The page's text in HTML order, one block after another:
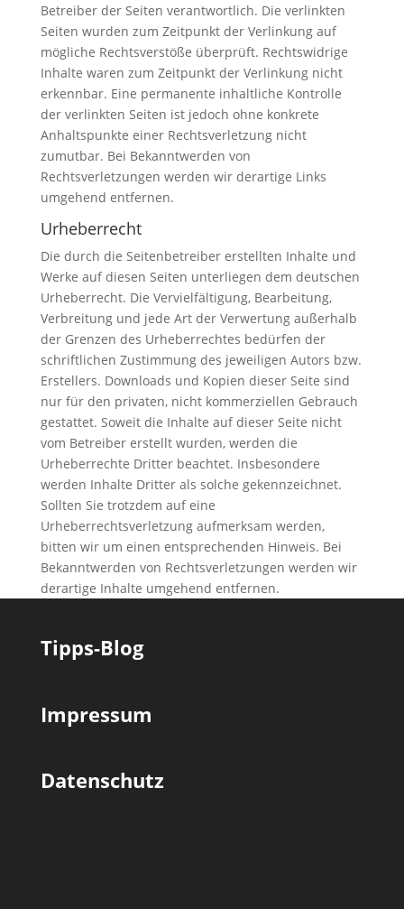
Betreiber der Seiten verantwortlich. Die verlinkten
Seiten wurden zum Zeitpunkt der Verlinkung auf
mögliche Rechtsverstöße überprüft. Rechtswidrige
Inhalte waren zum Zeitpunkt der Verlinkung nicht
erkennbar. Eine permanente inhaltliche Kontrolle
der verlinkten Seiten ist jedoch ohne konkrete
Anhaltspunkte einer Rechtsverletzung nicht
zumutbar. Bei Bekanntwerden von
Rechtsverletzungen werden wir derartige Links
umgehend entfernen.
Urheberrecht
Die durch die Seitenbetreiber erstellten Inhalte und
Werke auf diesen Seiten unterliegen dem deutschen
Urheberrecht. Die Vervielfältigung, Bearbeitung,
Verbreitung und jede Art der Verwertung außerhalb
der Grenzen des Urheberrechtes bedürfen der
schriftlichen Zustimmung des jeweiligen Autors bzw.
Erstellers. Downloads und Kopien dieser Seite sind
nur für den privaten, nicht kommerziellen Gebrauch
gestattet. Soweit die Inhalte auf dieser Seite nicht
vom Betreiber erstellt wurden, werden die
Urheberrechte Dritter beachtet. Insbesondere
werden Inhalte Dritter als solche gekennzeichnet.
Sollten Sie trotzdem auf eine
Urheberrechtsverletzung aufmerksam werden,
bitten wir um einen entsprechenden Hinweis. Bei
Bekanntwerden von Rechtsverletzungen werden wir
derartige Inhalte umgehend entfernen.
Tipps-Blog
Impressum
Datenschutz